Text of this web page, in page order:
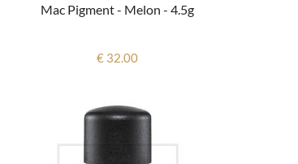
Mac Pigment - Melon - 4.5g
€ 32.00